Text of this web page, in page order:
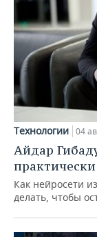
Технологии 04
Айдар
Как нейросети
делать, чтобы